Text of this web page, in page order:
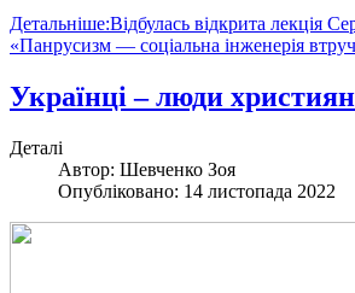
Детальніше:Відбулась відкрита лекція
«Панрусизм — соціальна інженерія
Українці – люди
Деталі
Автор: Шевченко Зоя
Опубліковано: 14 листопада 2022